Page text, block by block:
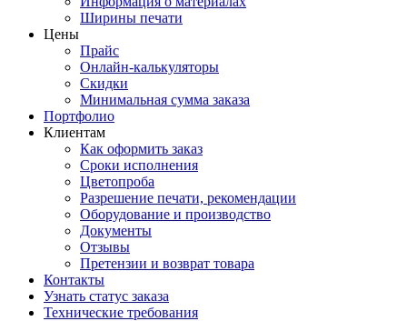
Ширины печати
Цены
Прайс
Онлайн-калькуляторы
Скидки
Минимальная сумма заказа
Портфолио
Клиентам
Как оформить заказ
Сроки исполнения
Цветопроба
Разрешение печати, рекомендации
Оборудование и производство
Документы
Отзывы
Претензии и возврат товара
Контакты
Узнать статус заказа
Технические требования